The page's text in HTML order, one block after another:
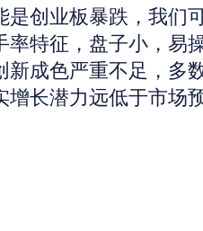
是创业板暴跌，我们
率特征，盘子小，易
新成色严重不足，多
增长潜力远低于市场